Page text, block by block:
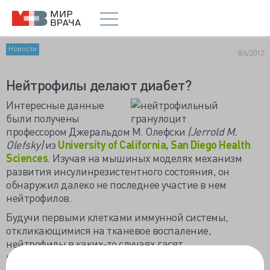
Новости 8/6/2012
Нейтрофилы делают диабет?
Интересные данные
были получены
профессором Джеральдом М. Олефски (Jerrold M.
Olefsky)из University of California, San Diego Health
Sciences. Изучая на мышиных моделях механизм
развития инсулинрезистентного состояния, он
обнаружил далеко не последнее участие в нем
нейтрофилов.
Будучи первыми клетками иммунной системы,
откликающимися на тканевое воспаление,
нейтрофилы в каких-то случаях гасят
воспалительный процесс, приводя к выздоровлению,